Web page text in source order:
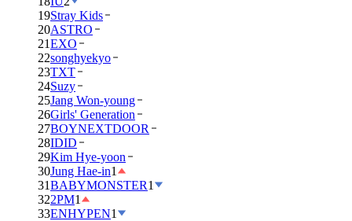
19Stray Kids
20ASTRO
21EXO
22songhyekyo
23TXT
24Suzy
25Jang Won-young
26Girls' Generation
27BOYNEXTDOOR
28IDID
29Kim Hye-yoon
30Jung Hae-in1
31BABYMONSTER1
322PM1
33ENHYPEN1